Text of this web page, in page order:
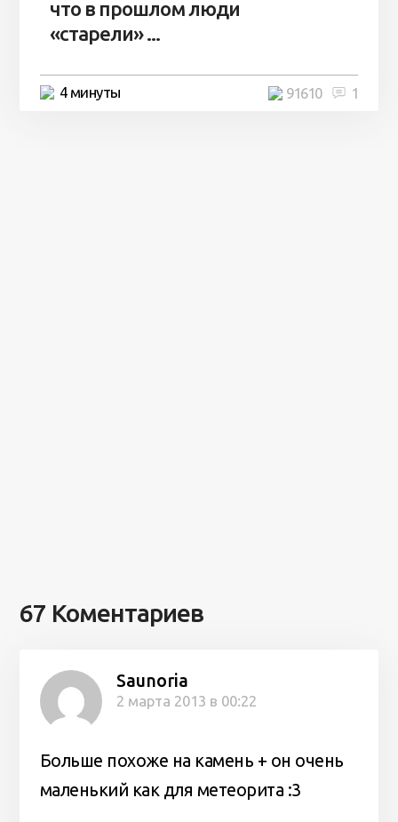
что в прошлом люди
«старели» ...
4 минуты 1
91610
67 Коментариев
Saunoria
2 марта 2013 в 00:22
Больше похоже на камень + он очень
маленький как для метеорита :3